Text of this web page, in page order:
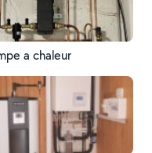
a chaleur